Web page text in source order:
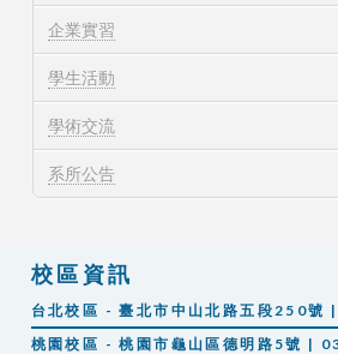
企業實習
學生活動
學術交流
系所公告
校區資訊
台北校區 - 臺北市中山北路五段250
桃園校區 - 桃園市龜山區德明路5號 |